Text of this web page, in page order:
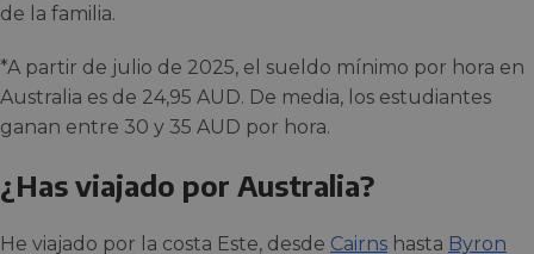
de la familia.
*A partir de julio de 2025, el sueldo mínimo por hora en
Australia es de 24,95 AUD. De media, los estudiantes
ganan entre 30 y 35 AUD por hora.
¿Has viajado por Australia?
He viajado por la costa Este, desde Cairns hasta Byron